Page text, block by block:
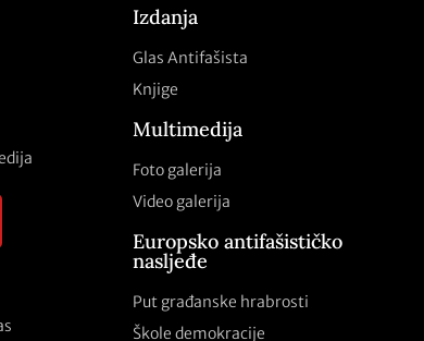
Izdanja
Glas Antifašista
Knjige
Multimedija
Foto galerija
Video galerija
Europsko antifašističko
nasljeđe
Put građanske hrabrosti
Škole demokracije